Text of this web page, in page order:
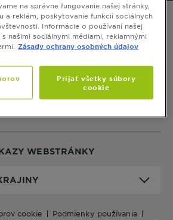
WEBSTRÁNKY
cookie
podmienky používania
na správne fungovanie našej stránky,
a reklám, poskytovanie funkcií sociálnych
Informácie o používaní našej
našimi sociálnymi médiami, reklamnými
Zásady ochrany osobných údajov
Prijať všetky súbory
cookie